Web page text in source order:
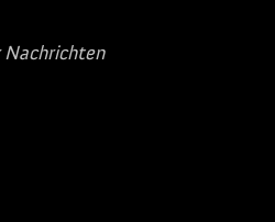
Nachrichten